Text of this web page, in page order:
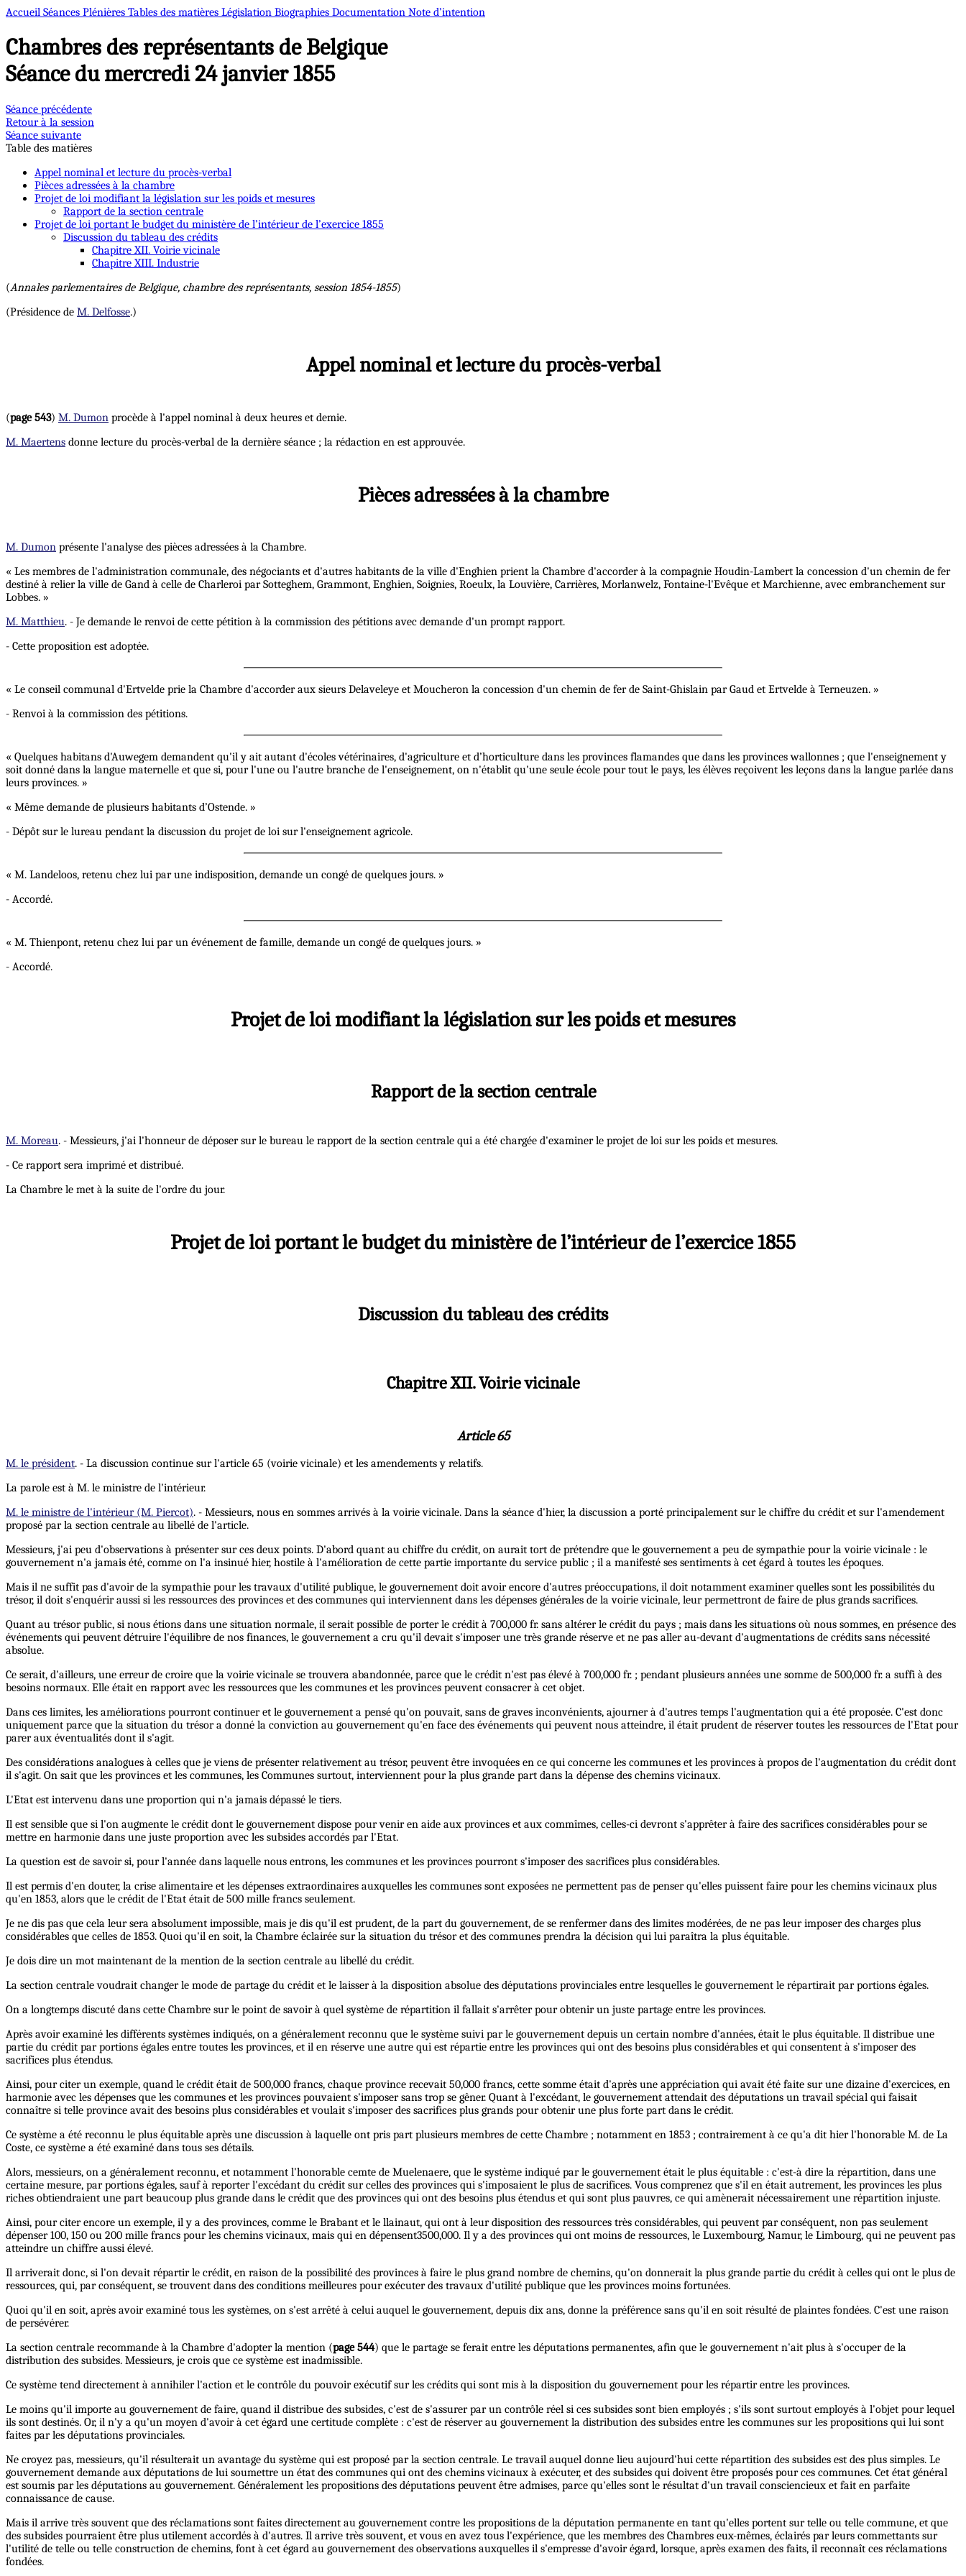
Accueil Séances Plénières Tables des matières Législation Biographies Documentation Note d’intention
Chambres des représentants de Belgique
Séance du mercredi 24 janvier 1855
Séance précédente
Retour à la session
Séance suivante
Table des matières
Appel nominal et lecture du procès-verbal
Pièces adressées à la chambre
Projet de loi modifiant la législation sur les poids et mesures
Rapport de la section centrale
Projet de loi portant le budget du ministère de l’intérieur de l’exercice 1855
Discussion du tableau des crédits
Chapitre XII. Voirie vicinale
Chapitre XIII. Industrie
(Annales parlementaires de Belgique, chambre des représentants, session 1854-1855)
(Présidence de M. Delfosse.)
Appel nominal et lecture du procès-verbal
(page 543) M. Dumon procède à l'appel nominal à deux heures et demie.
M. Maertens donne lecture du procès-verbal de la dernière séance ; la rédaction en est approuvée.
Pièces adressées à la chambre
M. Dumon présente l'analyse des pièces adressées à la Chambre.
« Les membres de l'administration communale, des négociants et d'autres habitants de la ville d'Enghien prient la Chambre d'accorder à la compagnie Houdin-Lambert la concession d'un chemin de fer
destiné à relier la ville de Gand à celle de Charleroi par Sotteghem, Grammont, Enghien, Soignies, Roeulx, la Louvière, Carrières, Morlanwelz, Fontaine-l'Evêque et Marchienne, avec embranchement sur
Lobbes. »
M. Matthieu. - Je demande le renvoi de cette pétition à la commission des pétitions avec demande d'un prompt rapport.
- Cette proposition est adoptée.
« Le conseil communal d'Ertvelde prie la Chambre d'accorder aux sieurs Delaveleye et Moucheron la concession d'un chemin de fer de Saint-Ghislain par Gaud et Ertvelde à Terneuzen. »
- Renvoi à la commission des pétitions.
« Quelques habitans d'Auwegem demandent qu'il y ait autant d'écoles vétérinaires, d'agriculture et d’horticulture dans les provinces flamandes que dans les provinces wallonnes ; que l'enseignement y
soit donné dans la langue maternelle et que si, pour l'une ou l'autre branche de l'enseignement, on n'établit qu'une seule école pour tout le pays, les élèves reçoivent les leçons dans la langue parlée dans
leurs provinces. »
« Même demande de plusieurs habitants d’Ostende. »
- Dépôt sur le lureau pendant la discussion du projet de loi sur l'enseignement agricole.
« M. Landeloos, retenu chez lui par une indisposition, demande un congé de quelques jours. »
- Accordé.
« M. Thienpont, retenu chez lui par un événement de famille, demande un congé de quelques jours. »
- Accordé.
Projet de loi modifiant la législation sur les poids et mesures
Rapport de la section centrale
M. Moreau. - Messieurs, j'ai l'honneur de déposer sur le bureau le rapport de la section centrale qui a été chargée d'examiner le projet de loi sur les poids et mesures.
- Ce rapport sera imprimé et distribué.
La Chambre le met à la suite de l'ordre du jour.
Projet de loi portant le budget du ministère de l’intérieur de l’exercice 1855
Discussion du tableau des crédits
Chapitre XII. Voirie vicinale
Article 65
M. le président. - La discussion continue sur l'article 65 (voirie vicinale) et les amendements y relatifs.
La parole est à M. le ministre de l'intérieur.
M. le ministre de l'intérieur (M. Piercot). - Messieurs, nous en sommes arrivés à la voirie vicinale. Dans la séance d'hier, la discussion a porté principalement sur le chiffre du crédit et sur l'amendement
proposé par la section centrale au libellé de l'article.
Messieurs, j'ai peu d'observations à présenter sur ces deux points. D'abord quant au chiffre du crédit, on aurait tort de prétendre que le gouvernement a peu de sympathie pour la voirie vicinale : le
gouvernement n'a jamais été, comme on l'a insinué hier, hostile à l'amélioration de cette partie importante du service public ; il a manifesté ses sentiments à cet égard à toutes les époques.
Mais il ne suffit pas d'avoir de la sympathie pour les travaux d'utilité publique, le gouvernement doit avoir encore d'autres préoccupations, il doit notamment examiner quelles sont les possibilités du
trésor, il doit s'enquérir aussi si les ressources des provinces et des communes qui interviennent dans les dépenses générales de la voirie vicinale, leur permettront de faire de plus grands sacrifices.
Quant au trésor public, si nous étions dans une situation normale, il serait possible de porter le crédit à 700,000 fr. sans altérer le crédit du pays ; mais dans les situations où nous sommes, en présence des
événements qui peuvent détruire l'équilibre de nos finances, le gouvernement a cru qu'il devait s'imposer une très grande réserve et ne pas aller au-devant d'augmentations de crédits sans nécessité
absolue.
Ce serait, d'ailleurs, une erreur de croire que la voirie vicinale se trouvera abandonnée, parce que le crédit n'est pas élevé à 700,000 fr. ; pendant plusieurs années une somme de 500,000 fr. a suffi à des
besoins normaux. Elle était en rapport avec les ressources que les communes et les provinces peuvent consacrer à cet objet.
Dans ces limites, les améliorations pourront continuer et le gouvernement a pensé qu'on pouvait, sans de graves inconvénients, ajourner à d'autres temps l'augmentation qui a été proposée. C'est donc
uniquement parce que la situation du trésor a donné la conviction au gouvernement qu'en face des événements qui peuvent nous atteindre, il était prudent de réserver toutes les ressources de l'Etat pour
parer aux éventualités dont il s'agit.
Des considérations analogues à celles que je viens de présenter relativement au trésor, peuvent être invoquées en ce qui concerne les communes et les provinces à propos de l'augmentation du crédit dont
il s'agit. On sait que les provinces et les communes, les Communes surtout, interviennent pour la plus grande part dans la dépense des chemins vicinaux.
L'Etat est intervenu dans une proportion qui n'a jamais dépassé le tiers.
Il est sensible que si l'on augmente le crédit dont le gouvernement dispose pour venir en aide aux provinces et aux commîmes, celles-ci devront s'apprêter à faire des sacrifices considérables pour se
mettre en harmonie dans une juste proportion avec les subsides accordés par l'Etat.
La question est de savoir si, pour l'année dans laquelle nous entrons, les communes et les provinces pourront s'imposer des sacrifices plus considérables.
Il est permis d'en douter, la crise alimentaire et les dépenses extraordinaires auxquelles les communes sont exposées ne permettent pas de penser qu'elles puissent faire pour les chemins vicinaux plus
qu'en 1853, alors que le crédit de l'Etat était de 500 mille francs seulement.
Je ne dis pas que cela leur sera absolument impossible, mais je dis qu'il est prudent, de la part du gouvernement, de se renfermer dans des limites modérées, de ne pas leur imposer des charges plus
considérables que celles de 1853. Quoi qu'il en soit, la Chambre éclairée sur la situation du trésor et des communes prendra la décision qui lui paraîtra la plus équitable.
Je dois dire un mot maintenant de la mention de la section centrale au libellé du crédit.
La section centrale voudrait changer le mode de partage du crédit et le laisser à la disposition absolue des députations provinciales entre lesquelles le gouvernement le répartirait par portions égales.
On a longtemps discuté dans cette Chambre sur le point de savoir à quel système de répartition il fallait s'arrêter pour obtenir un juste partage entre les provinces.
Après avoir examiné les différents systèmes indiqués, on a généralement reconnu que le système suivi par le gouvernement depuis un certain nombre d'années, était le plus équitable. Il distribue une
partie du crédit par portions égales entre toutes les provinces, et il en réserve une autre qui est répartie entre les provinces qui ont des besoins plus considérables et qui consentent à s'imposer des
sacrifices plus étendus.
Ainsi, pour citer un exemple, quand le crédit était de 500,000 francs, chaque province recevait 50,000 francs, cette somme était d'après une appréciation qui avait été faite sur une dizaine d'exercices, en
harmonie avec les dépenses que les communes et les provinces pouvaient s'imposer sans trop se gêner. Quant à l'excédant, le gouvernement attendait des députations un travail spécial qui faisait
connaître si telle province avait des besoins plus considérables et voulait s'imposer des sacrifices plus grands pour obtenir une plus forte part dans le crédit.
Ce système a été reconnu le plus équitable après une discussion à laquelle ont pris part plusieurs membres de cette Chambre ; notamment en 1853 ; contrairement à ce qu'a dit hier l'honorable M. de La
Coste, ce système a été examiné dans tous ses détails.
Alors, messieurs, on a généralement reconnu, et notamment l'honorable cemte de Muelenaere, que le système indiqué par le gouvernement était le plus équitable : c'est-à dire la répartition, dans une
certaine mesure, par portions égales, sauf à reporter l'excédant du crédit sur celles des provinces qui s'imposaient le plus de sacrifices. Vous comprenez que s'il en était autrement, les provinces les plus
riches obtiendraient une part beaucoup plus grande dans le crédit que des provinces qui ont des besoins plus étendus et qui sont plus pauvres, ce qui amènerait nécessairement une répartition injuste.
Ainsi, pour citer encore un exemple, il y a des provinces, comme le Brabant et le llainaut, qui ont à leur disposition des ressources très considérables, qui peuvent par conséquent, non pas seulement
dépenser 100, 150 ou 200 mille francs pour les chemins vicinaux, mais qui en dépensent3500,000. Il y a des provinces qui ont moins de ressources, le Luxembourg, Namur, le Limbourg, qui ne peuvent pas
atteindre un chiffre aussi élevé.
Il arriverait donc, si l'on devait répartir le crédit, en raison de la possibilité des provinces à faire le plus grand nombre de chemins, qu'on donnerait la plus grande partie du crédit à celles qui ont le plus de
ressources, qui, par conséquent, se trouvent dans des conditions meilleures pour exécuter des travaux d'utilité publique que les provinces moins fortunées.
Quoi qu'il en soit, après avoir examiné tous les systèmes, on s'est arrêté à celui auquel le gouvernement, depuis dix ans, donne la préférence sans qu'il en soit résulté de plaintes fondées. C'est une raison
de persévérer.
La section centrale recommande à la Chambre d'adopter la mention (page 544) que le partage se ferait entre les députations permanentes, afin que le gouvernement n'ait plus à s'occuper de la
distribution des subsides. Messieurs, je crois que ce système est inadmissible.
Ce système tend directement à annihiler l'action et le contrôle du pouvoir exécutif sur les crédits qui sont mis à la disposition du gouvernement pour les répartir entre les provinces.
Le moins qu'il importe au gouvernement de faire, quand il distribue des subsides, c'est de s'assurer par un contrôle réel si ces subsides sont bien employés ; s'ils sont surtout employés à l'objet pour lequel
ils sont destinés. Or, il n'y a qu'un moyen d'avoir à cet égard une certitude complète : c'est de réserver au gouvernement la distribution des subsides entre les communes sur les propositions qui lui sont
faites par les députations provinciales.
Ne croyez pas, messieurs, qu'il résulterait un avantage du système qui est proposé par la section centrale. Le travail auquel donne lieu aujourd'hui cette répartition des subsides est des plus simples. Le
gouvernement demande aux députations de lui soumettre un état des communes qui ont des chemins vicinaux à exécuter, et des subsides qui doivent être proposés pour ces communes. Cet état général
est soumis par les députations au gouvernement. Généralement les propositions des députations peuvent être admises, parce qu'elles sont le résultat d'un travail consciencieux et fait en parfaite
connaissance de cause.
Mais il arrive très souvent que des réclamations sont faites directement au gouvernement contre les propositions de la députation permanente en tant qu'elles portent sur telle ou telle commune, et que
des subsides pourraient être plus utilement accordés à d'autres. Il arrive très souvent, et vous en avez tous l'expérience, que les membres des Chambres eux-mêmes, éclairés par leurs commettants sur
l'utilité de telle ou telle construction de chemins, font à cet égard au gouvernement des observations auxquelles il s'empresse d'avoir égard, lorsque, après examen des faits, il reconnaît ces réclamations
fondées.